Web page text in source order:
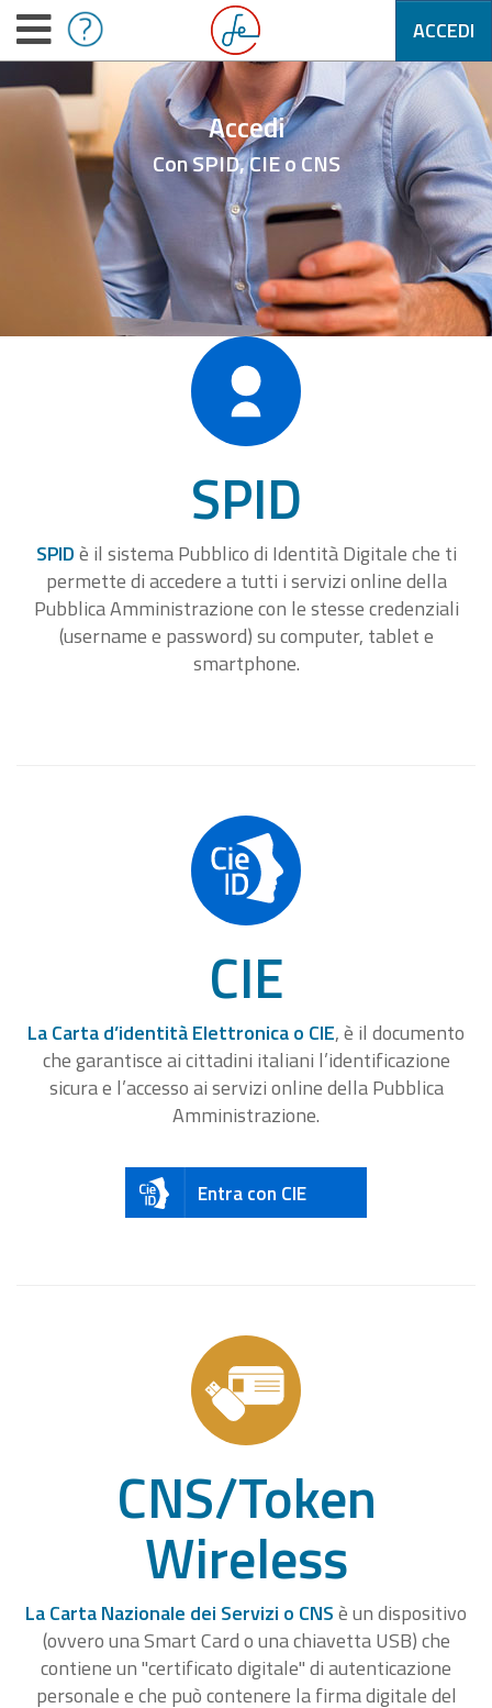
ACCEDI
Accedi
Con SPID, CIE o CNS
SPID
SPIDè il sistema Pubblico di Identità Digitale che ti
permette di accedere a tutti i servizi online della
Pubblica Amministrazione con le stesse credenziali
(username e password) su computer, tablet e
smartphone.
CIE
La Carta d’identità Elettronica o CIE, è il documento
che garantisce ai cittadini italiani l’identificazione
sicura e l’accesso ai servizi online della Pubblica
Amministrazione.
Entra con CIE
CNS/Token
Wireless
La Carta Nazionale dei Servizi o CNSè un dispositivo
(ovvero una Smart Card o una chiavetta USB) che
contiene un "certificato digitale" di autenticazione
personale e che può contenere la firma digitale del